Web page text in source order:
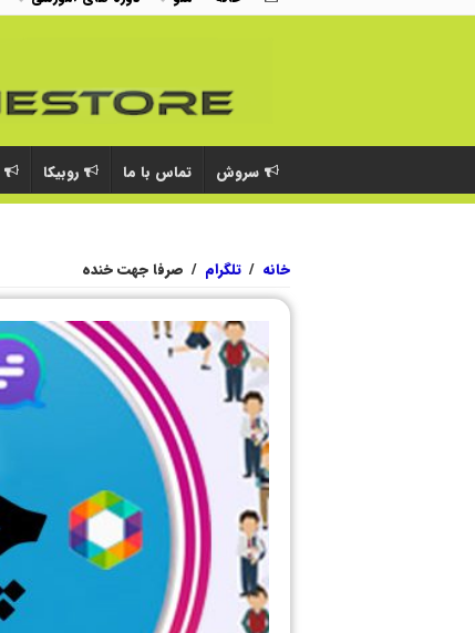
سروش تماس با ما روبیکا
خانه / تلگرام / صرفا جهت خنده